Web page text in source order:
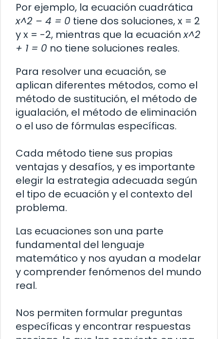
Por ejemplo, la ecuación cuadrática
x^2 – 4 = 0 tiene dos soluciones, x = 2
y x = -2, mientras que la ecuaciónx^2
+ 1 = 0 no tiene soluciones reales.
Para resolver una ecuación, se
aplican diferentes métodos, como el
método de sustitución, el método de
igualación, el método de eliminación
o el uso de fórmulas específicas.
Cada método tiene sus propias
ventajas y desafíos, y es importante
elegir la estrategia adecuada según
el tipo de ecuación y el contexto del
problema.
Las ecuaciones son una parte
fundamental del lenguaje
matemático y nos ayudan a modelar
y comprender fenómenos del mundo
real.
Nos permiten formular preguntas
específicas y encontrar respuestas